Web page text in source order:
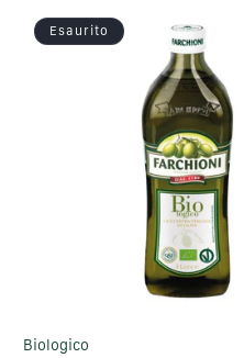
Esaurito
Biologico